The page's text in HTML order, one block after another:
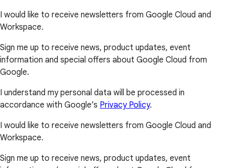
I would like to receive newsletters from Google Cloud and
Workspace.
Sign me up to receive news, product updates, event
information and special offers about Google Cloud from
Google.
I understand my personal data will be processed in
accordance with Google’s Privacy Policy.
I would like to receive newsletters from Google Cloud and
Workspace.
Sign me up to receive news, product updates, event